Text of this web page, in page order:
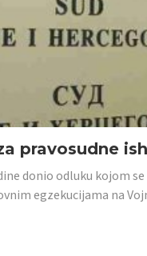
pravosudne
donio odluku kojom
egzekucijama na